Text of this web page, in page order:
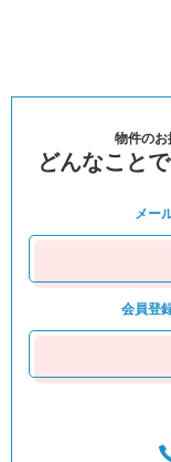
物件のお
どんなこと
メー
会員登